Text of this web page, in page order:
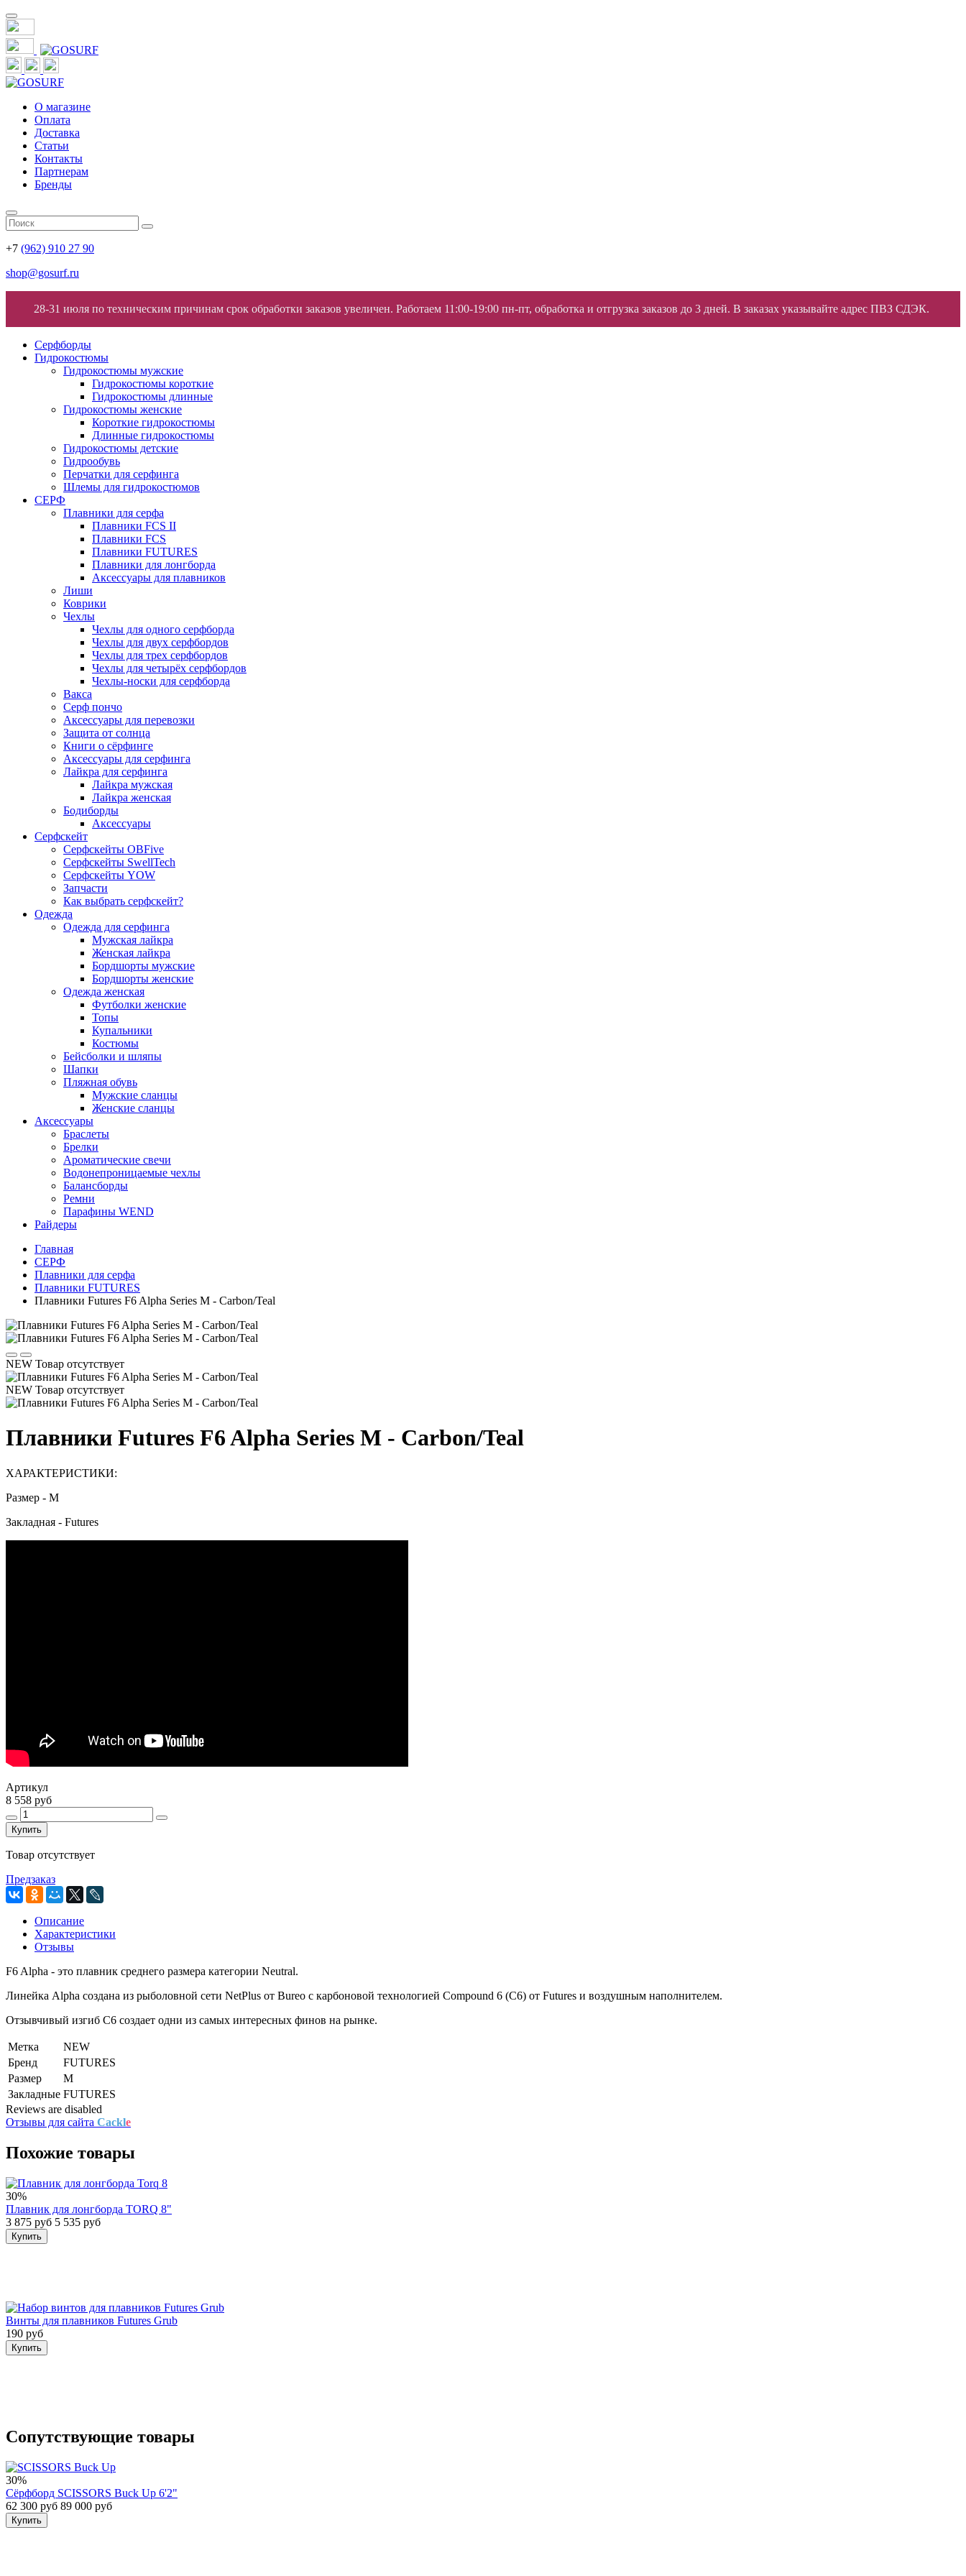
О магазине
Оплата
Доставка
Статьи
Контакты
Партнерам
Бренды
+7 (962) 910 27 90
shop@gosurf.ru
28-31 июля по техническим причинам срок обработки заказов увеличен. Работаем 11:00-19:00 пн-пт, обработка и отгрузка заказов до 3 дней. В заказах указывайте адрес ПВЗ СДЭК.
Серфборды
Гидрокостюмы
Гидрокостюмы мужские
Гидрокостюмы короткие
Гидрокостюмы длинные
Гидрокостюмы женские
Короткие гидрокостюмы
Длинные гидрокостюмы
Гидрокостюмы детские
Гидрообувь
Перчатки для серфинга
Шлемы для гидрокостюмов
СЕРФ
Плавники для серфа
Плавники FCS II
Плавники FCS
Плавники FUTURES
Плавники для лонгборда
Аксессуары для плавников
Лиши
Коврики
Чехлы
Чехлы для одного серфборда
Чехлы для двух серфбордов
Чехлы для трех серфбордов
Чехлы для четырёх серфбордов
Чехлы-носки для серфборда
Вакса
Серф пончо
Аксессуары для перевозки
Защита от солнца
Книги о сёрфинге
Аксессуары для серфинга
Лайкра для серфинга
Лайкра мужская
Лайкра женская
Бодиборды
Аксессуары
Серфскейт
Серфскейты OBFive
Серфскейты SwellTech
Серфскейты YOW
Запчасти
Как выбрать серфскейт?
Одежда
Одежда для серфинга
Мужская лайкра
Женская лайкра
Бордшорты мужские
Бордшорты женские
Одежда женская
Футболки женские
Топы
Купальники
Костюмы
Бейсболки и шляпы
Шапки
Пляжная обувь
Мужские сланцы
Женские сланцы
Аксессуары
Браслеты
Брелки
Ароматические свечи
Водонепроницаемые чехлы
Балансборды
Ремни
Парафины WEND
Райдеры
Главная
СЕРФ
Плавники для серфа
Плавники FUTURES
Плавники Futures F6 Alpha Series M - Carbon/Teal
NEW Товар отсутствует
NEW Товар отсутствует
Плавники Futures F6 Alpha Series M - Carbon/Teal
ХАРАКТЕРИСТИКИ:
Размер - М
Закладная - Futures
Артикул
8 558 руб
Купить
Товар отсутствует
Предзаказ
Описание
Характеристики
Отзывы
F6 Alpha - это плавник среднего размера категории Neutral.
Линейка Alpha создана из рыболовной сети NetPlus от Bureo с карбоновой технологией Compound 6 (C6) от Futures и воздушным наполнителем.
Отзывчивый изгиб C6 создает одни из самых интересных финов на рынке.
Метка
NEW
Бренд
FUTURES
Размер
M
Закладные FUTURES
Reviews are disabled
Отзывы для сайта Cackle
Похожие товары
30%
Плавник для лонгборда TORQ 8"
3 875 руб 5 535 руб
Купить
Винты для плавников Futures Grub
190 руб
Купить
Сопутствующие товары
30%
Сёрфборд SCISSORS Buck Up 6'2"
62 300 руб 89 000 руб
Купить